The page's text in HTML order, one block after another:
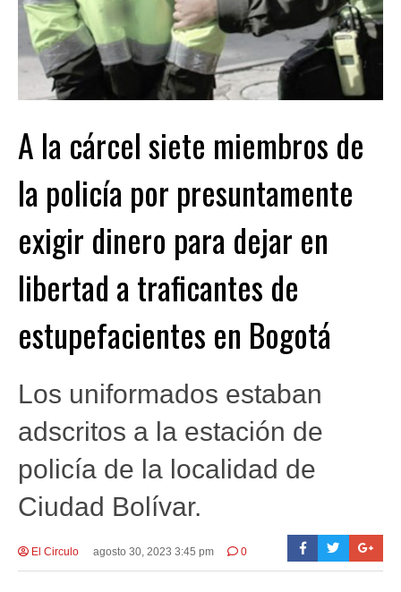
A la cárcel siete miembros de
la policía por presuntamente
exigir dinero para dejar en
libertad a traficantes de
estupefacientes en Bogotá
Los uniformados estaban
adscritos a la estación de
policía de la localidad de
Ciudad Bolívar.
El Circulo agosto 30, 2023 3:45 pm 0